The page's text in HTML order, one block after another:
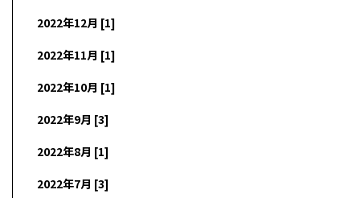
2022年12月 [1]
2022年11月 [1]
2022年10月 [1]
2022年9月 [3]
2022年8月 [1]
2022年7月 [3]